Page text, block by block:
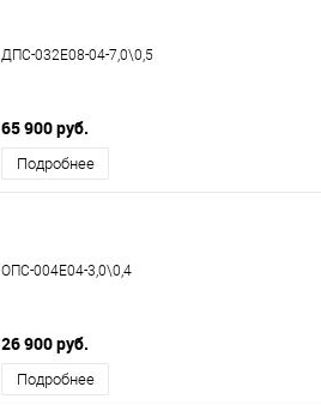
ДПС-032Е08-04-7,0\0,5
65 900 руб.
Подробнее
ОПС-004Е04-3,0\0,4
26 900 руб.
Подробнее